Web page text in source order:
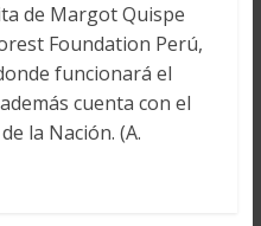
de Margot Quispe
Foundation Perú,
funcionará el
cuenta con el
la Nación. (A.